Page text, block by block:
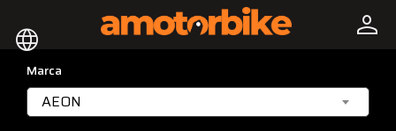
language person
Marca
AEON